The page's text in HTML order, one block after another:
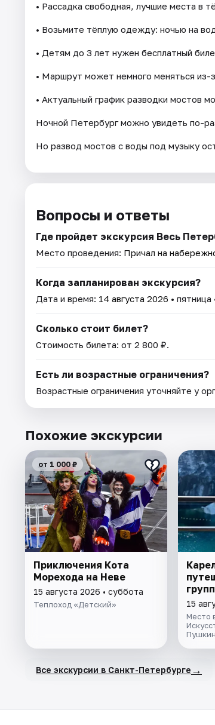
• Рассадка свободная, лучшие места в
• Возьмите тёплую одежду: ночью на
• Детям до 3 лет нужен бесплатный
• Маршрут может немного меняться из-
• Актуальный график разводки мостов
Ночной Петербург можно увидеть по-
Но развод мостов с воды под музыку
Вопросы и ответы
Где пройдет экскурсия Весь
Место проведения: Причал на
Когда запланирован экскурсия?
Дата и время: 14 августа 2026 • пятница
Сколько стоит билет?
Стоимость билета: от 2 800 ₽.
Есть ли возрастные ограничения?
Возрастные ограничения уточняйте у
Похожие экскурсии
от 1 000 ₽
Приключения Кота
Морехода на Неве
15 августа 2026 • суббота
Теплоход «Детский» 15
Место
Все экскурсии в Санкт-Петербурге →